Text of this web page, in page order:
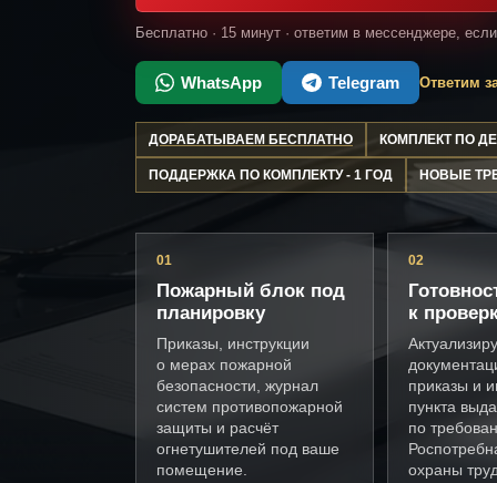
Бесплатно · 15 минут · ответим в мессенджере,
WhatsApp Telegram Ответим
ДОРАБАТЫВАЕМ БЕСПЛАТНО КОМПЛЕКТ ПО
ПОДДЕРЖКА ПО КОМПЛЕКТУ - 1 ГОД НОВЫЕ
01
Пожарный блок под
планировку
Приказы, инструкции
о мерах пожарной
безопасности, журнал
систем противопожарной
защиты и расчёт
огнетушителей под ваше
помещение.
02
к
приказы и
пункта
по
охраны